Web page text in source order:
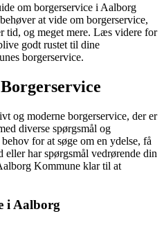
om borgerservice i Aalborg
at vide om borgerservice,
tid, og meget mere. Læs videre for
godt rustet til dine
borgerservice.
og moderne borgerservice, der er
diverse spørgsmål og
for at søge om en ydelse, få
har spørgsmål vedrørende din
Kommune klar til at
i Aalborg